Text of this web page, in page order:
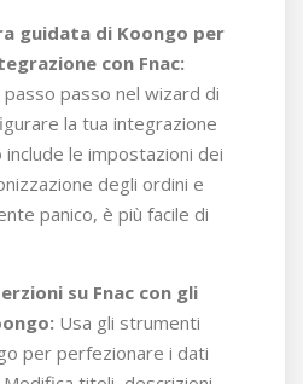
guidata di Koongo per
con Fnac:
passo nel wizard di
la tua integrazione
include le impostazioni dei
degli ordini e
panico, è più facile di
su Fnac con gli
Usa gli strumenti
per perfezionare i dati